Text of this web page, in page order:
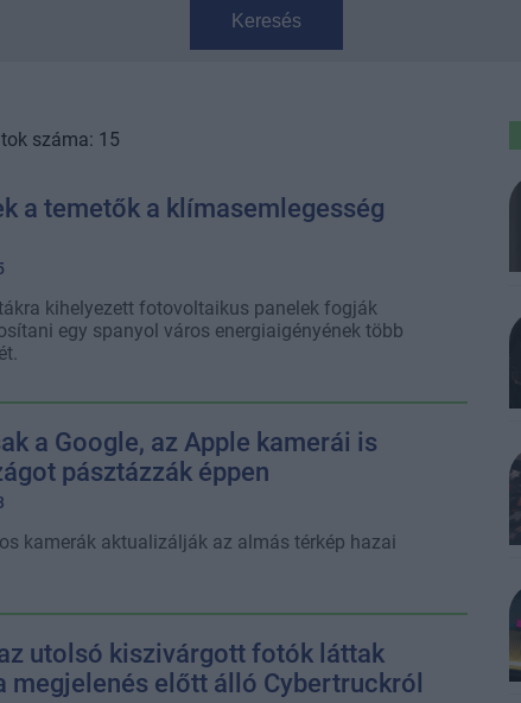
Keresés
száma: 15
a temetők a klímasemlegesség
kihelyezett fotovoltaikus panelek fogják
egy spanyol város energiaigényének több
a Google, az Apple kamerái is
pásztázzák éppen
kamerák aktualizálják az almás térkép hazai
utolsó kiszivárgott fotók láttak
megjelenés előtt álló Cybertruckról